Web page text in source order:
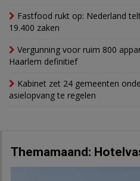
Fastfood rukt op: Nederland
19.400 zaken
Vergunning voor ruim 800
Haarlem definitief
Kabinet zet 24 gemeenten
asielopvang te regelen
Themamaand: